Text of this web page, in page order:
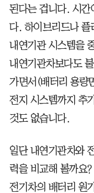
된다는 겁니다. 시간
다. 하이브리드나 플
내연기관 시스템을
내연기관차보다도
가면서(배터리 용량
전지 시스템까지 추
것도 없습니다.
일단 내연기관차와
력을 비교해 볼까요
전기차의 배터리 원